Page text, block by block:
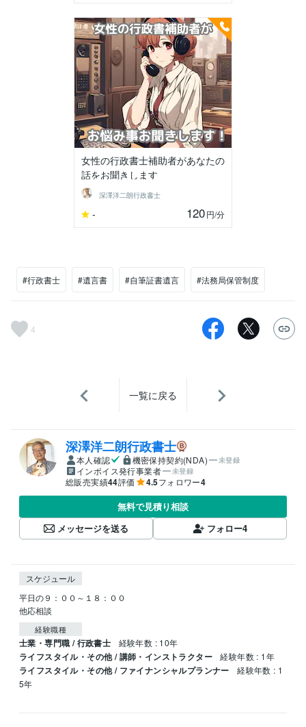
女性の行政書士補助者があなたの
話をお聞きします
深澤洋二朗行政書士
- 120円/分
#行政書士 #遺言書 #自筆証書遺言 #法務局保管制度
4
一覧に戻る
深澤洋二朗行政書士
本人確認 機密保持契約(NDA) 未登録
インボイス発行事業者 未登録
総販売実績44評価 4.5フォロワー4
無料で見積り相談
メッセージを送る
フォロー4
スケジュール
平日の９：００～１８：００
他応相談
経験職種
士業・専門職 / 行政書士 経験年数 : 10年
ライフスタイル・その他 / 講師・インストラクター 経験年数 : 1年
ライフスタイル・その他 / ファイナンシャルプランナー
経験年数 : 1
5年